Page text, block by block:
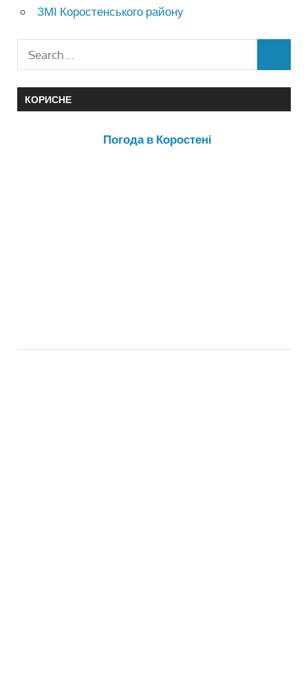
ЗМІ Коростенського району
КОРИСНЕ
Погода в Коростені